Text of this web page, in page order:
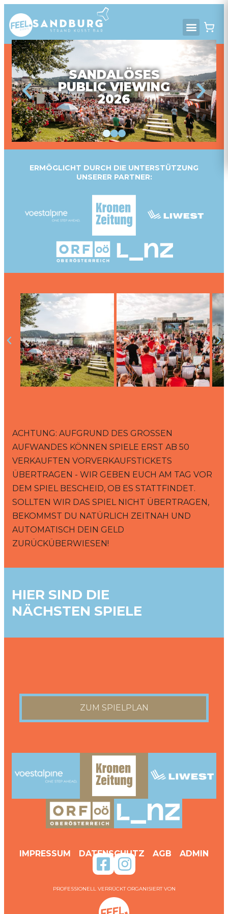
SANDALÖSES
PUBLIC VIEWING
2026
ERMÖGLICHT DURCH DIE UNTERSTÜTZUNG
UNSERER PARTNER:
ACHTUNG: AUFGRUND DES GROSSEN A
UFWANDES KÖNNEN SPIELE ERST AB 50 V
ERKAUFTEN VORVERKAUFSTICKETS Ü
BERTRAGEN - WIR GEBEN EUCH AM TAG VOR D
EM SPIEL BESCHEID, OB ES STATTFINDET. S
OLLTEN WIR DAS SPIEL NICHT ÜBERTRAGEN, B
EKOMMST DU NATÜRLICH ZEITNAH UND A
UTOMATISCH DEIN GELD Z
URÜCKÜBERWIESEN!
HIER SIND DIE
NÄCHSTEN SPIELE
ZUM SPIELPLAN
IMPRESSUM DATENSCHUTZ AGB ADMIN
PROFESSIONELL VERRÜCKT ORGANISIERT VON